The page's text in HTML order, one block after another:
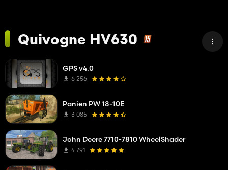
Quivogne HV630
GPS v4.0
6 256
Panien PW 18-10E
3 085
John Deere 7710-7810 WheelShader
4 791